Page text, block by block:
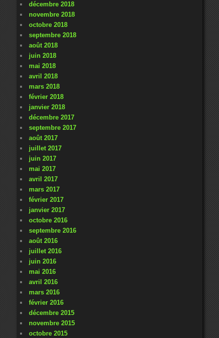
décembre 2018
novembre 2018
octobre 2018
septembre 2018
août 2018
juin 2018
mai 2018
avril 2018
mars 2018
février 2018
janvier 2018
décembre 2017
septembre 2017
août 2017
juillet 2017
juin 2017
mai 2017
avril 2017
mars 2017
février 2017
janvier 2017
octobre 2016
septembre 2016
août 2016
juillet 2016
juin 2016
mai 2016
avril 2016
mars 2016
février 2016
décembre 2015
novembre 2015
octobre 2015